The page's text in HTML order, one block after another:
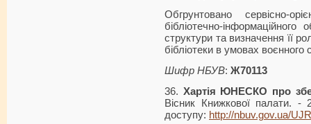
Обгрунтовано сервісно-
бібліотечно-інформаційного
структури та визначення її
бібліотеки в умовах воєнного
Шифр НБУВ: Ж70113
36. Хартія ЮНЕСКО про
Вісник Книжкової
доступу: http://nbuv.gov.ua/